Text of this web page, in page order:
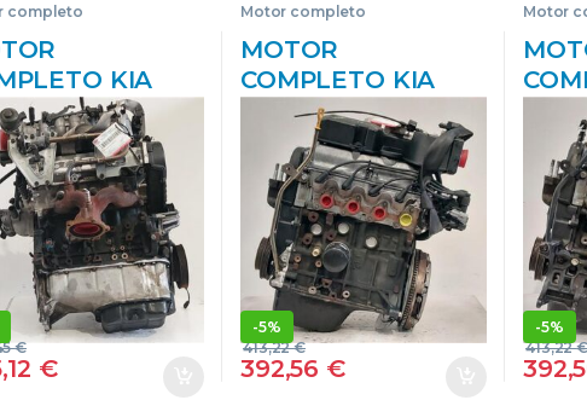
completo
KIA
(GH)(2003-
EX [3,5 LTR. –
KW V6 CAT]
– #PROV#
G6CU
PLATA
CORE
€
€
Motor completo
MOTOR
COMPLETO KIA
PICANTO (SA)
(2004->) 1.1 G4HG
G4HG NEGRO
BLOQUE CORE
USADO
-5%
392,56 €
413,22€
Motor
–
-5%
413,22€